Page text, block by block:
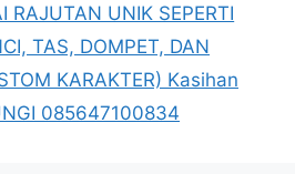
RAJUTAN UNIK SEPERTI
TAS, DOMPET, DAN
KARAKTER) Kasihan
085647100834